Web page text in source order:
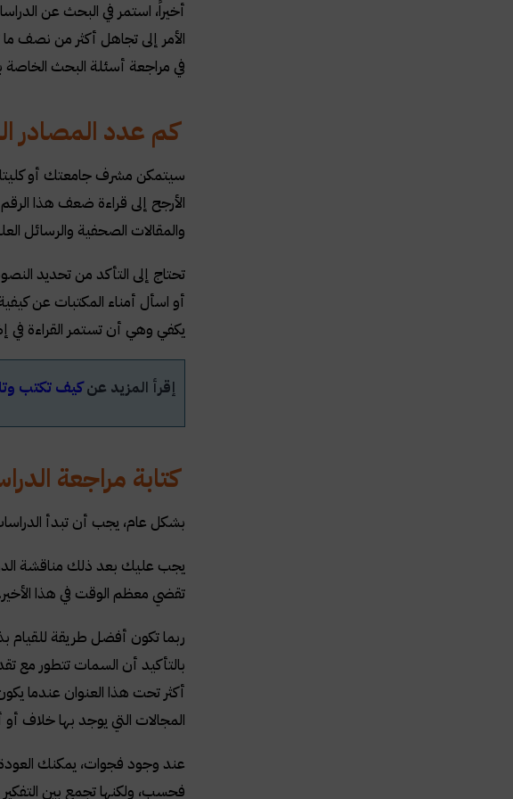
أخيراً، استمر في البحث عن
الأمر إلى تجاهل أكثر من نصف
في مراجعة أسئلة البحث الخاصة
كم عدد المصادر
سيتمكن مشرف جامعتك أو
الأرجح إلى قراءة ضعف هذا
والمقالات الصحفية والرسائل
تحتاج إلى التأكد من تحديد
أو اسأل أمناء المكتبات عن
يكفي وهي أن تستمر القراءة في
إقرأ المزيد عنكيف تكتب
كتابة مراجعة
بشكل عام، يجب أن تبدأ
يجب عليك بعد ذلك مناقشة
تقضي معظم الوقت في هذا
ربما تكون أفضل طريقة
بالتأكيد أن السمات تتطور
أكثر تحت هذا العنوان عندما
المجالات التي يوجد بها خلاف
عند وجود فجوات، يمكنك
فحسب، ولكنها تجمع بين